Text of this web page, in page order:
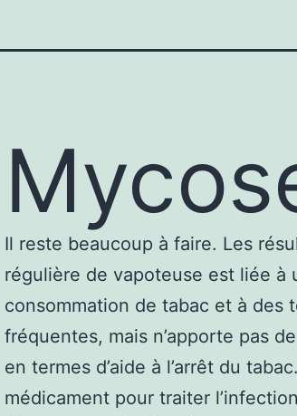
Il reste beaucoup à faire. Les
régulière de vapoteuse est liée à
consommation de tabac et à des
fréquentes, mais n’apporte pas
en termes d’aide à l’arrêt du
médicament pour traiter